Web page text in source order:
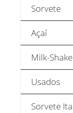
Sorvete
Açaí
Milk-Shake
Usados
Sorvete